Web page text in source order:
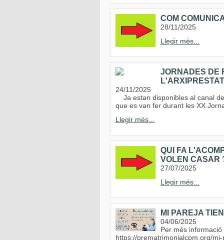
COM
28/11/2025
Llegir més...
JORNADES DE
24/11/2025
Ja estan disponibles al canal
que es van fer durant les XX
Llegir més...
QUI FA
VOLEN CASAR
27/07/2025
Llegir més...
MI PAREJA
04/06/2025
Per més
https://prematrimonialcpm.org/